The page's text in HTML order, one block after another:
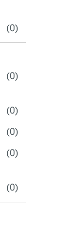
(0)
(0)
(0)
(0)
(0)
(0)